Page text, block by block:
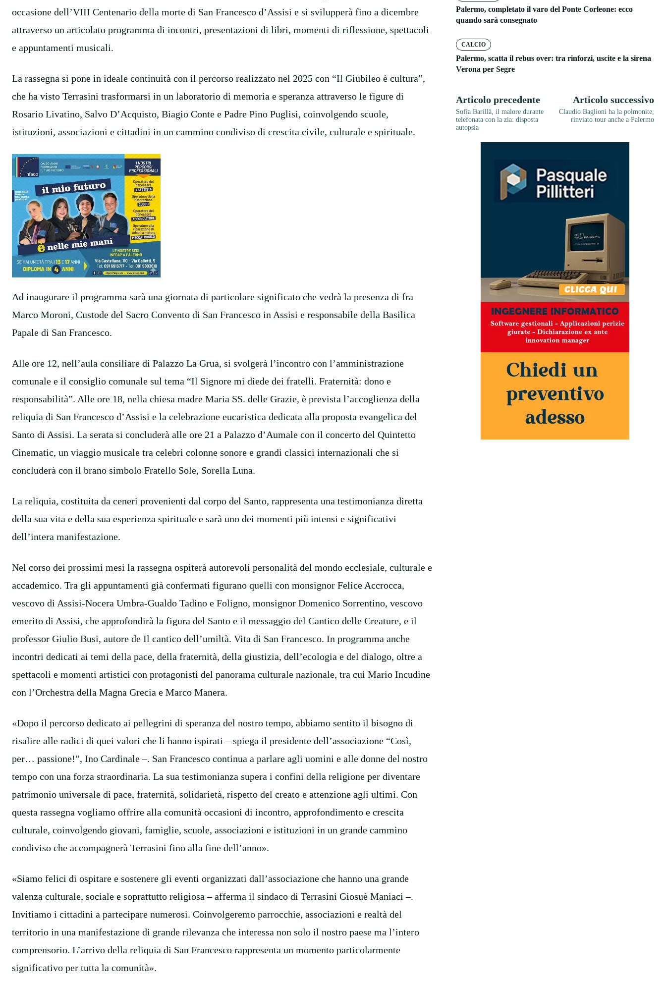
occasione dell’VIII Centenario della morte di San Francesco d’Assisi e si svilupperà fino a dicembre
attraverso un articolato programma di incontri, presentazioni di libri, momenti di riflessione, spettacoli
e appuntamenti musicali.
La rassegna si pone in ideale continuità con il percorso realizzato nel 2025 con “Il Giubileo è cultura”,
che ha visto Terrasini trasformarsi in un laboratorio di memoria e speranza attraverso le figure di
Rosario Livatino, Salvo D’Acquisto, Biagio Conte e Padre Pino Puglisi, coinvolgendo scuole,
istituzioni, associazioni e cittadini in un cammino condiviso di crescita civile, culturale e spirituale.
Ad inaugurare il programma sarà una giornata di particolare significato che vedrà la presenza di fra
Marco Moroni, Custode del Sacro Convento di San Francesco in Assisi e responsabile della Basilica
Papale di San Francesco.
Alle ore 12, nell’aula consiliare di Palazzo La Grua, si svolgerà l’incontro con l’amministrazione
comunale e il consiglio comunale sul tema “Il Signore mi diede dei fratelli. Fraternità: dono e
responsabilità”. Alle ore 18, nella chiesa madre Maria SS. delle Grazie, è prevista l’accoglienza della
reliquia di San Francesco d’Assisi e la celebrazione eucaristica dedicata alla proposta evangelica del
Santo di Assisi. La serata si concluderà alle ore 21 a Palazzo d’Aumale con il concerto del Quintetto
Cinematic, un viaggio musicale tra celebri colonne sonore e grandi classici internazionali che si
concluderà con il brano simbolo Fratello Sole, Sorella Luna.
La reliquia, costituita da ceneri provenienti dal corpo del Santo, rappresenta una testimonianza diretta
della sua vita e della sua esperienza spirituale e sarà uno dei momenti più intensi e significativi
dell’intera manifestazione.
Nel corso dei prossimi mesi la rassegna ospiterà autorevoli personalità del mondo ecclesiale, culturale e
accademico. Tra gli appuntamenti già confermati figurano quelli con monsignor Felice Accrocca,
vescovo di Assisi-Nocera Umbra-Gualdo Tadino e Foligno, monsignor Domenico Sorrentino, vescovo
emerito di Assisi, che approfondirà la figura del Santo e il messaggio del Cantico delle Creature, e il
professor Giulio Busi, autore de Il cantico dell’umiltà. Vita di San Francesco. In programma anche
incontri dedicati ai temi della pace, della fraternità, della giustizia, dell’ecologia e del dialogo, oltre a
spettacoli e momenti artistici con protagonisti del panorama culturale nazionale, tra cui Mario Incudine
con l’Orchestra della Magna Grecia e Marco Manera.
«Dopo il percorso dedicato ai pellegrini di speranza del nostro tempo, abbiamo sentito il bisogno di
risalire alle radici di quei valori che li hanno ispirati – spiega il presidente dell’associazione “Così,
per… passione!”, Ino Cardinale –. San Francesco continua a parlare agli uomini e alle donne del nostro
tempo con una forza straordinaria. La sua testimonianza supera i confini della religione per diventare
patrimonio universale di pace, fraternità, solidarietà, rispetto del creato e attenzione agli ultimi. Con
questa rassegna vogliamo offrire alla comunità occasioni di incontro, approfondimento e crescita
culturale, coinvolgendo giovani, famiglie, scuole, associazioni e istituzioni in un grande cammino
condiviso che accompagnerà Terrasini fino alla fine dell’anno».
«Siamo felici di ospitare e sostenere gli eventi organizzati dall’associazione che hanno una grande
valenza culturale, sociale e soprattutto religiosa – afferma il sindaco di Terrasini Giosuè Maniaci –.
Invitiamo i cittadini a partecipare numerosi. Coinvolgeremo parrocchie, associazioni e realtà del
territorio in una manifestazione di grande rilevanza che interessa non solo il nostro paese ma l’intero
comprensorio. L’arrivo della reliquia di San Francesco rappresenta un momento particolarmente
significativo per tutta la comunità».
Palermo, completato il varo del Ponte Corleone: ecco
quando sarà consegnato
CALCIO
Palermo, scatta il rebus over: tra rinforzi, uscite e la sirena
Verona per Segre
Articolo precedente
Sofia Barillà, il malore durante
telefonata con la zia: disposta
autopsia
Articolo successivo
Claudio Baglioni ha la polmonite,
rinviato tour anche a Palermo